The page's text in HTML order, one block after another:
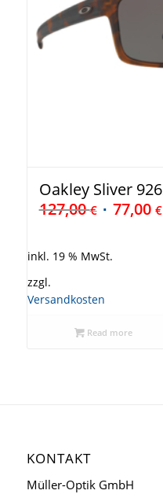
Oakley Sliver
127,00€ 77,00 €
inkl. 19 % MwSt.
zzgl.
Versandkosten
Read more
KONTAKT
Müller-Optik GmbH